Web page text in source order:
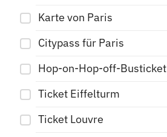
Karte von Paris
Citypass für Paris
Hop-on-Hop-off-Busticket
Ticket Eiffelturm
Ticket Louvre